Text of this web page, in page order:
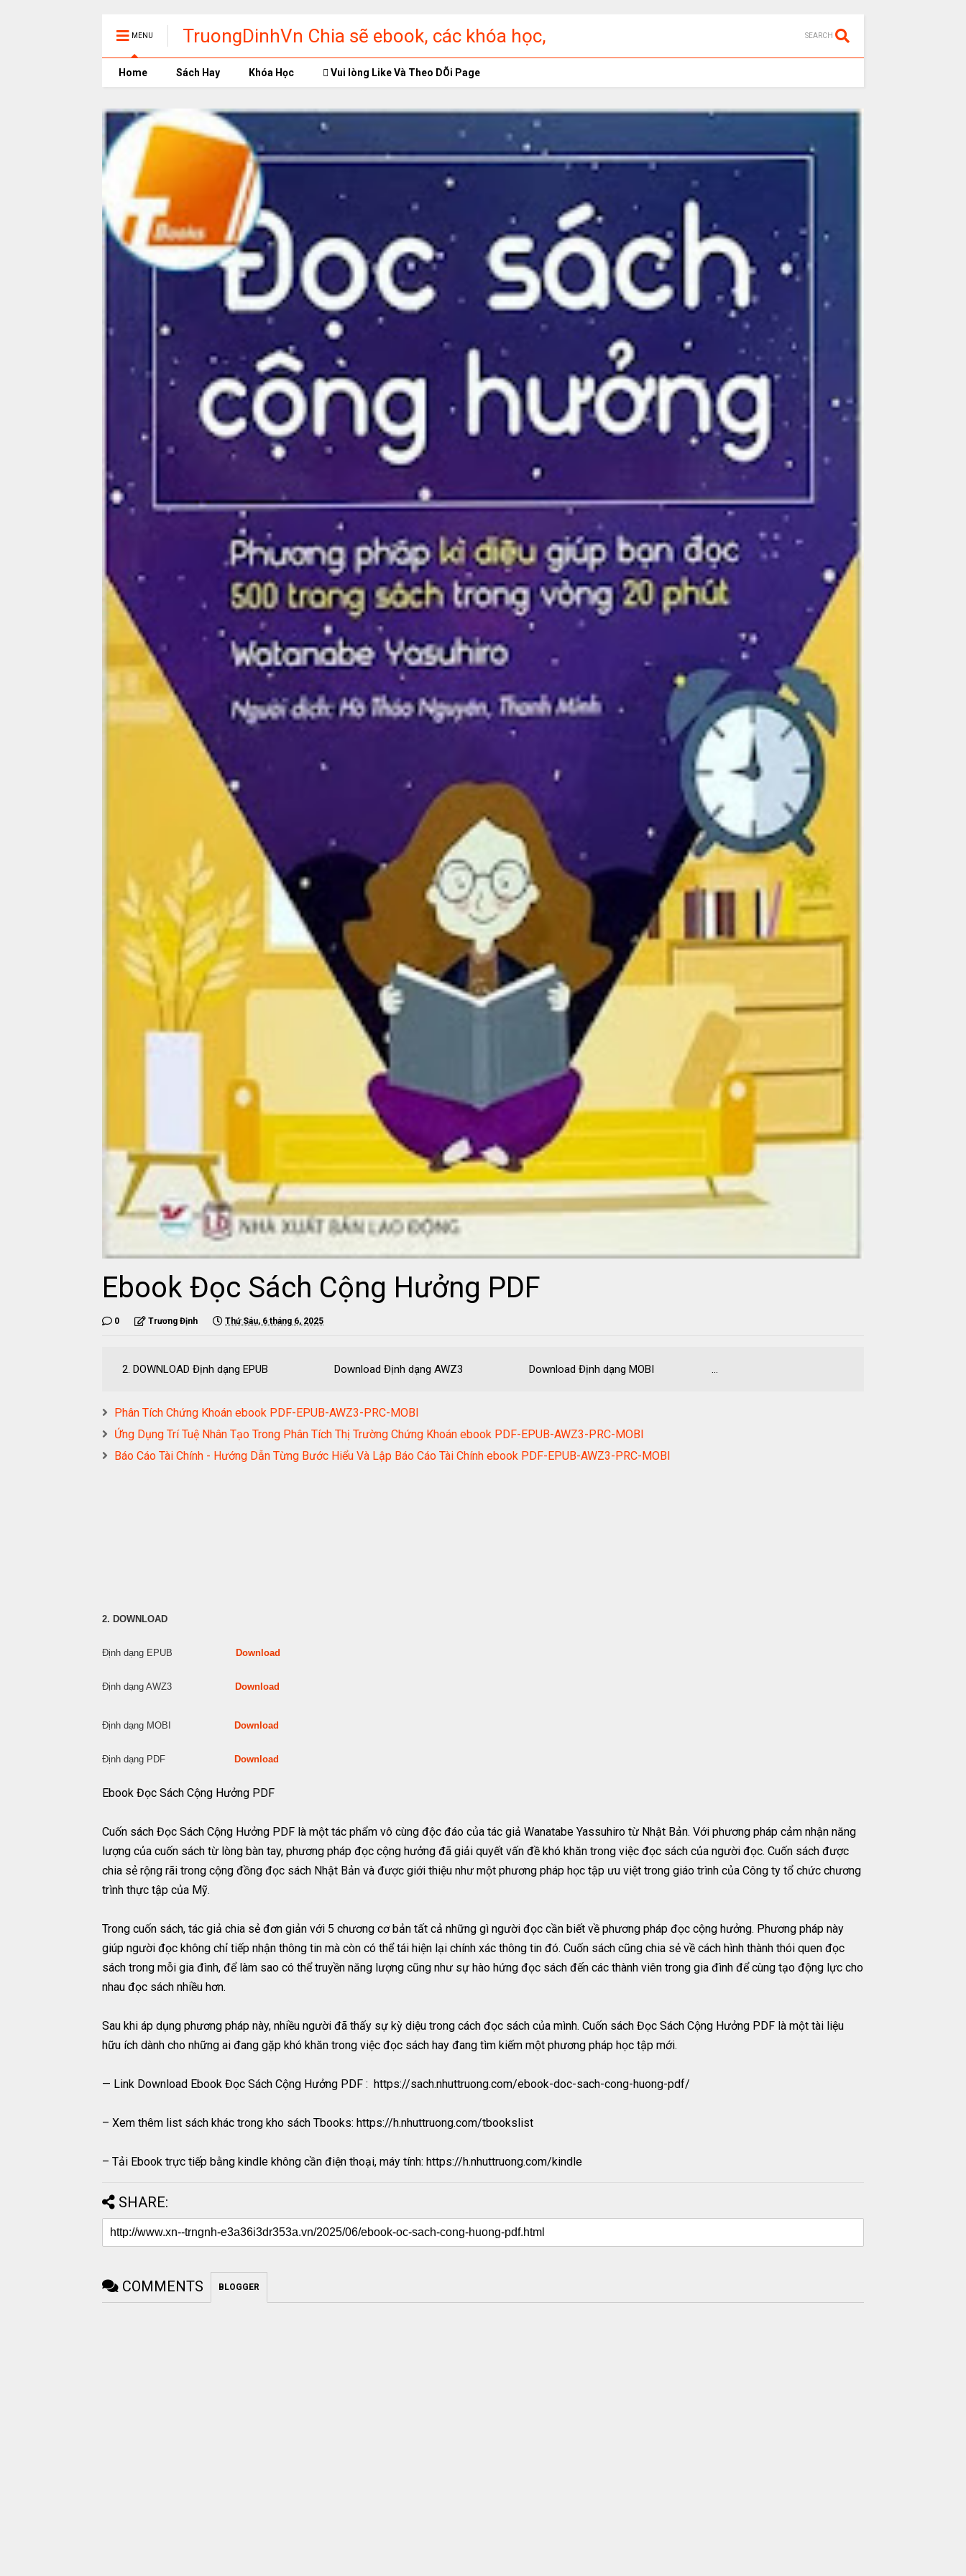
MENU
TruongDinhVn Chia sẽ ebook, các khóa học,
phần mềm học tập miễn phí
SEARCH
Home Sách Hay Khóa Học Vui lòng Like Và Theo DÕi Page
Ebook Đọc Sách Cộng Hưởng PDF
0 Trương Định Thứ Sáu, 6 tháng 6, 2025
2. DOWNLOAD Định dạng EPUB Download Định dạng AWZ3 Download Định dạng MOBI ...
Phân Tích Chứng Khoán ebook PDF-EPUB-AWZ3-PRC-MOBI
Ứng Dụng Trí Tuệ Nhân Tạo Trong Phân Tích Thị Trường Chứng Khoán ebook PDF-EPUB-AWZ3-PRC-MOBI
Báo Cáo Tài Chính - Hướng Dẫn Từng Bước Hiểu Và Lập Báo Cáo Tài Chính ebook PDF-EPUB-AWZ3-PRC-MOBI
2. DOWNLOAD
Định dạng EPUB Download
Định dạng AWZ3 Download
Định dạng MOBI Download
Định dạng PDF Download
Ebook Đọc Sách Cộng Hưởng PDF
Cuốn sách Đọc Sách Cộng Hưởng PDF là một tác phẩm vô cùng độc đáo của tác giả Wanatabe Yassuhiro từ Nhật Bản. Với phương pháp cảm nhận năng
lượng của cuốn sách từ lòng bàn tay, phương pháp đọc cộng hưởng đã giải quyết vấn đề khó khăn trong việc đọc sách của người đọc. Cuốn sách được
chia sẻ rộng rãi trong cộng đồng đọc sách Nhật Bản và được giới thiệu như một phương pháp học tập ưu việt trong giáo trình của Công ty tổ chức chương
trình thực tập của Mỹ.
Trong cuốn sách, tác giả chia sẻ đơn giản với 5 chương cơ bản tất cả những gì người đọc cần biết về phương pháp đọc cộng hưởng. Phương pháp này
giúp người đọc không chỉ tiếp nhận thông tin mà còn có thể tái hiện lại chính xác thông tin đó. Cuốn sách cũng chia sẻ về cách hình thành thói quen đọc
sách trong mỗi gia đình, để làm sao có thể truyền năng lượng cũng như sự hào hứng đọc sách đến các thành viên trong gia đình để cùng tạo động lực cho
nhau đọc sách nhiều hơn.
Sau khi áp dụng phương pháp này, nhiều người đã thấy sự kỳ diệu trong cách đọc sách của mình. Cuốn sách Đọc Sách Cộng Hưởng PDF là một tài liệu
hữu ích dành cho những ai đang gặp khó khăn trong việc đọc sách hay đang tìm kiếm một phương pháp học tập mới.
— Link Download Ebook Đọc Sách Cộng Hưởng PDF : https://sach.nhuttruong.com/ebook-doc-sach-cong-huong-pdf/
– Xem thêm list sách khác trong kho sách Tbooks: https://h.nhuttruong.com/tbookslist
– Tải Ebook trực tiếp bằng kindle không cần điện thoại, máy tính: https://h.nhuttruong.com/kindle
SHARE:
COMMENTS BLOGGER